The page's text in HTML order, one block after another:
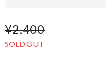
¥2,400
SOLD OUT